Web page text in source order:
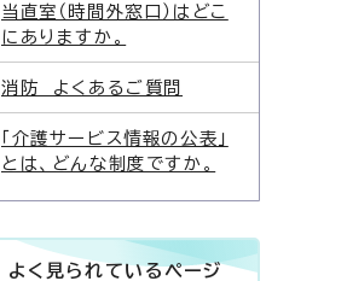
当直室（時間外窓口）はどこ
にありますか。
消防 よくあるご質問
「介護サービス情報の公表」
とは、どんな制度ですか。
よく見られているページ